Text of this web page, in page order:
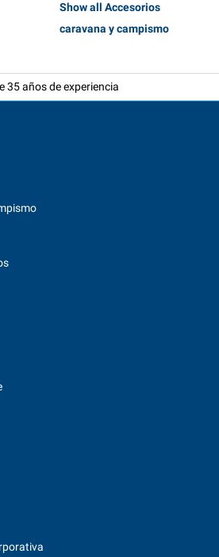
Show all Accesorios
caravana y campismo
35 años de experiencia